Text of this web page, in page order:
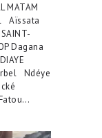
MATAM
Aïssata
Dagana
Ndéye